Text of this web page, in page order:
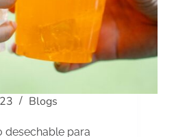
Blogs
desechable para